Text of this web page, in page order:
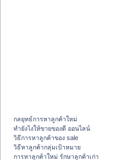
กลยุทธ์การหาลูกค้าใหม่
ทํายังไงให้ขายของดี ออนไลน์
วิธีการหาลูกค้าของ sale
วิธีหาลูกค้ากลุ่มเป้าหมาย
การหาลูกค้าใหม่ รักษาลูกค้าเก่า